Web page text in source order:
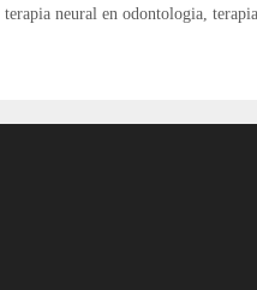
terapia neural en odontologia,